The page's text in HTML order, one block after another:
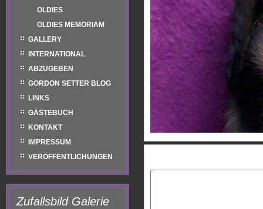
OLDIES
OLDIES MEMORIAM
GALLERY
INTERNATIONAL
ABZUGEBEN
GORDON SETTER BLOG
LINKS
GÄSTEBUCH
KONTAKT
IMPRESSUM
VERÖFFENTLICHUNGEN
Zufallsbild Galerie